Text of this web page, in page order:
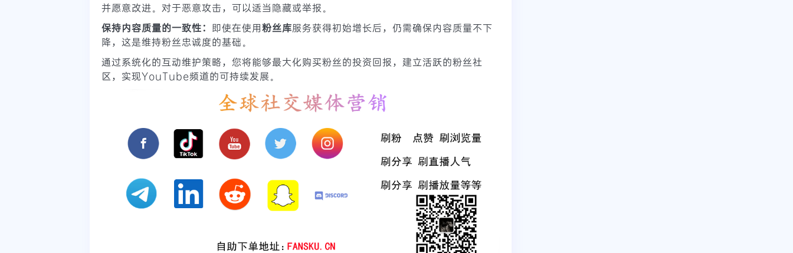
并愿意改进。对于恶意攻击，可以适当隐藏或举报。
保持内容质量的一致性： 即使在使用粉丝库服务获得初始增长后，仍需确保内容质量不下
降，这是维持粉丝忠诚度的基础。
通过系统化的互动维护策略，您将能够最大化购买粉丝的投资回报，建立活跃的粉丝社
区，实现YouTube频道的可持续发展。